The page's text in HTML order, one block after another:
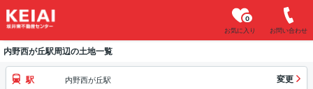
お気に入り
0
お問い合わせ
内野西が丘駅周辺の土地一覧
駅 内野西が丘駅 変更